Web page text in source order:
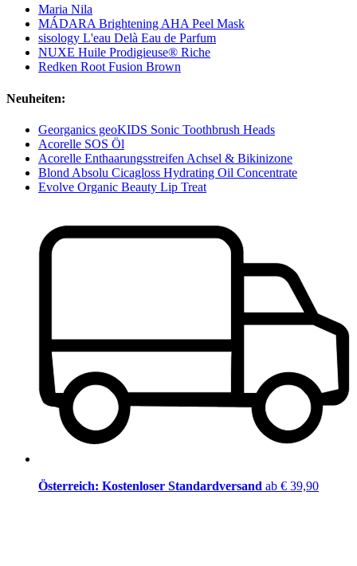
Maria Nila
MÁDARA Brightening AHA Peel Mask
sisology L'eau Delà Eau de Parfum
NUXE Huile Prodigieuse® Riche
Redken Root Fusion Brown
Neuheiten:
Georganics geoKIDS Sonic Toothbrush Heads
Acorelle SOS Öl
Acorelle Enthaarungsstreifen Achsel & Bikinizone
Blond Absolu Cicagloss Hydrating Oil Concentrate
Evolve Organic Beauty Lip Treat
Österreich: Kostenloser Standardversand ab € 39,90